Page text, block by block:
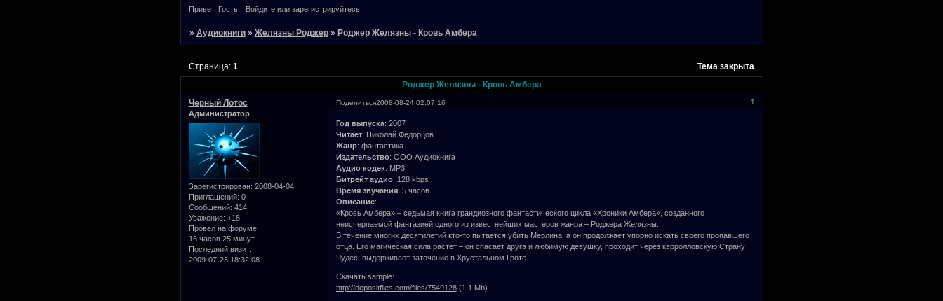
Привет, Гость! Войдите или зарегистрируйтесь
» Аудиокниги » Желязны Роджер » Роджер Желязны - Кровь Амбера
Роджер Желязны - Кровь Амбера
Страница: 1 Тема закрыта
Поделиться 1
2008-08-24 02:07:16
Черный Лотос
Администратор
Зарегистрирован: 2008-04-04
Приглашений: 0
Сообщений: 414
Уважение: +18
Провел на форуме:
16 часов 25 минут
Последний визит:
2009-07-23 18:32:08
Год выпуска: 2007
Читает: Николай Федорцов
Жанр: фантастика
Издательство: ООО Аудиокнига
Аудио кодек: MP3
Битрейт аудио: 128 kbps
Время звучания: 5 часов
Описание:
«Кровь Амбера» – седьмая книга грандиозного фантастического цикла «Хроники Амбера», созданного
неисчерпаемой фантазией одного из известнейших мастеров жанра – Роджера Желязны...
В течение многих десятилетий кто-то пытается убить Mерлина, а он продолжает упорно искать своего пропавшего
отца. Его магическая сила растет – он спасает друга и любимую девушку, проходит через кэрролловскую Страну
Чудес, выдерживает заточение в Хрустальном Гроте...
Скачать sample:
http://depositfiles.com/files/7549128(1.1 Mb)